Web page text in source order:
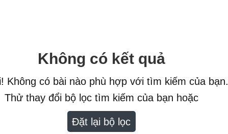
Không có kết quả
Không có bài nào phù hợp với tìm kiếm của bạn.
Thử thay đổi bộ lọc tìm kiếm của bạn hoặc
Đặt lại bộ lọc